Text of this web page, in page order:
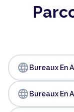
language Bureaux En
language Bureaux En